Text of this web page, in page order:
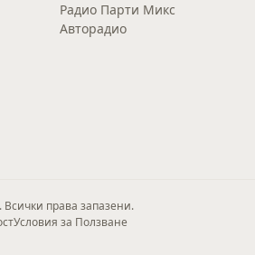
Радио Парти Микс
Авторадио
права запазени.
Условия за Ползване